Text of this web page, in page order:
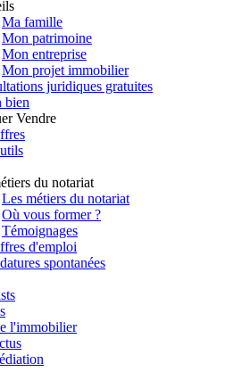
Ma famille
Mon patrimoine
Mon entreprise
Mon projet immobilier
juridiques gratuites
bien
Vendre
du notariat
Les métiers du notariat
Où vous former ?
Témoignages
d'emploi
spontanées
l'immobilier